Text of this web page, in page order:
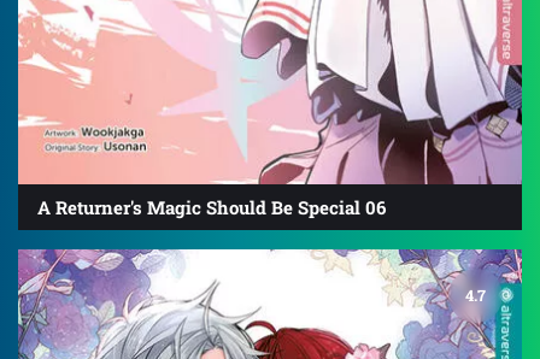
A Returner's Magic Should Be Special 06
4.7